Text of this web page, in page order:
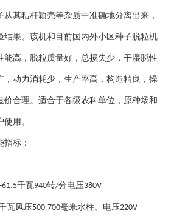
其秸杆颖壳等杂质中准确地分离出来，
结果。该机和目前国内外小区种子脱粒机
能高，脱粒质量好，总损失少，干湿脱性
，动力消耗少，生产率高，构造精良，操
价合理。适合于各级农科单位，原种场和
用。
标：
61.5千瓦940转/分电压380V
瓦风压500-700毫米水柱。电压220V